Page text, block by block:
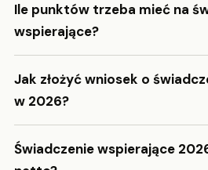
Ile punktów trzeba mieć na
wspierające?
Jak złożyć wniosek o
w 2026?
Świadczenie wspierające